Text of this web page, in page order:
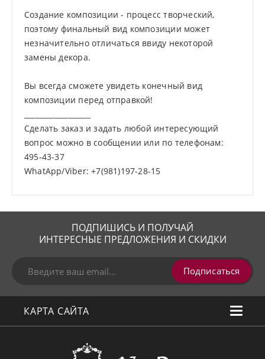
Создание композиции - процесс творческий,
поэтому финальный вид композиции может
незначительно отличаться ввиду некоторой
замены декора.
Вы всегда сможете увидеть конечный вид
композиции перед отправкой!
Сделать заказ и задать любой интересующий
вопрос можно в сообщении или по телефонам:
495-43-37
WhatApp/Viber: +7(981)197-28-15
ПОДПИШИСЬ И ПОЛУЧАЙ
ИНТЕРЕСНЫЕ ПРЕДЛОЖЕНИЯ И СКИДКИ
Подписаться
КАРТА САЙТА